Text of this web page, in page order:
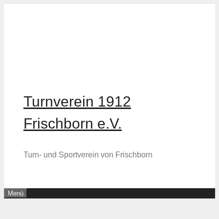
Turnverein 1912
Frischborn e.V.
Turn- und Sportverein von Frischborn
Menü